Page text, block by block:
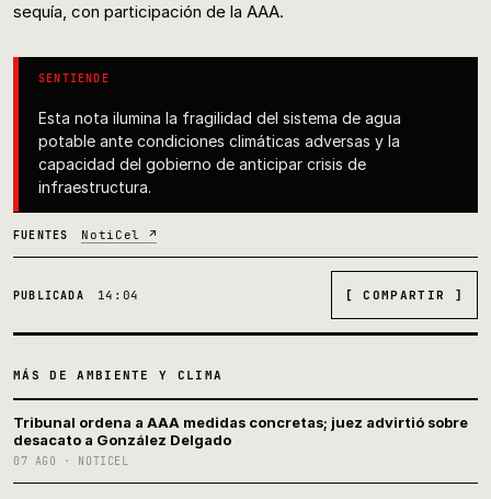
sequía, con participación de la AAA.
SENTIENDE
Esta nota ilumina la fragilidad del sistema de agua
potable ante condiciones climáticas adversas y la
capacidad del gobierno de anticipar crisis de
infraestructura.
FUENTES NotiCel ↗
PUBLICADA 14:04 [ COMPARTIR ]
MÁS DE AMBIENTE Y CLIMA
Tribunal ordena a AAA medidas concretas; juez advirtió sobre
desacato a González Delgado
07 AGO · NOTICEL